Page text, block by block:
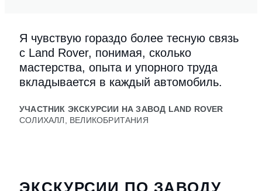
Я чувствую гораздо более тесную связь
с Land Rover, понимая, сколько
мастерства, опыта и упорного труда
вкладывается в каждый автомобиль.
УЧАСТНИК ЭКСКУРСИИ НА ЗАВОД LAND ROVER
СОЛИХАЛЛ, ВЕЛИКОБРИТАНИЯ
ЭКСКУРСИИ ПО ЗАВОДУ